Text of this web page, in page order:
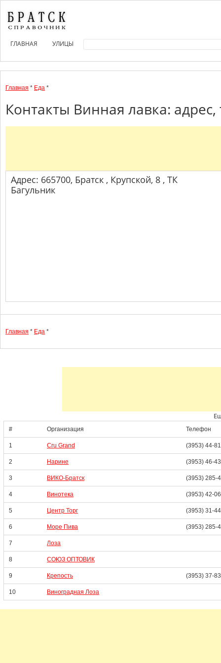
ГЛАВНАЯ УЛИЦЫ
Главная * Еда *
Контакты Винная лавка:
Адрес: 665700, Братск , Крупской, 8 , ТК
Багульник
Главная * Еда *
# Организация Телефон
1 Cru Grand (3953) 44-
2 Нарине (3953) 46-
3 ВИКО-Братск (3953) 285-
4 Винотека (3953) 42-
5 Центр Торг (3953) 31-
6 Море Пива (3953) 285-
7 Лоза
8 СОЮЗ ОПТОВИК
9 Крепость (3953) 37-
10 Виноградная Лоза